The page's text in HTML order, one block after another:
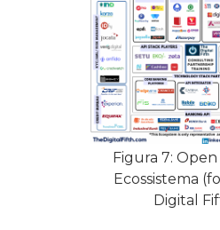
Figura 7:
Ecossistema
Digital